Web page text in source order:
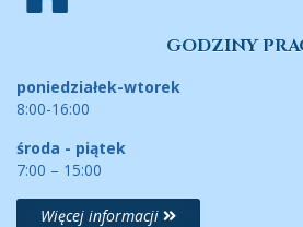
GODZINY
poniedziałek-wtorek
8:00-16:00
środa - piątek
7:00 – 15:00
Więcej informacji